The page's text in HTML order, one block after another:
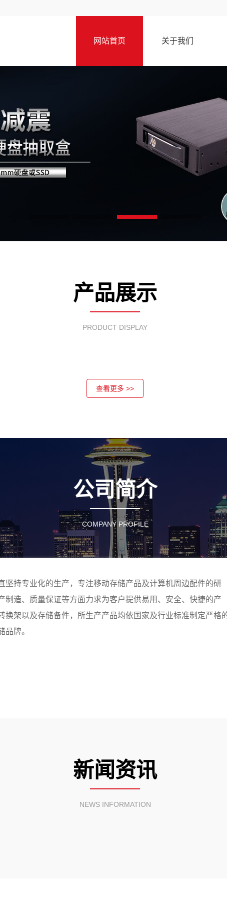
网站首页 关于我们
产品展示
PRODUCT DISPLAY
查看更多 >>
公司简介
COMPANY PROFILE
坚持专业化的生产，专注移动存储产品及计算机周边配件的研
制造、质量保证等方面力求为客户提供易用、安全、快捷的产
换架以及存储备件，所生产产品均依国家及行业标准制定严格
品牌。
新闻资讯
NEWS INFORMATION